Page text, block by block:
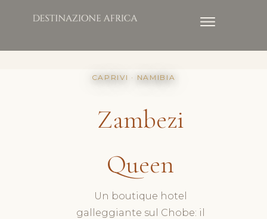
CAPRIVI · NAMIBIA
Zambezi
Queen
Un boutique hotel
galleggiante sul Chobe: il